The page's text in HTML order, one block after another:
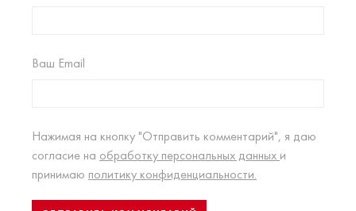
Ваш Email
Нажимая на кнопку "Отправить комментарий", я даю
согласие на обработку персональных данных и
принимаю политику конфиденциальности.